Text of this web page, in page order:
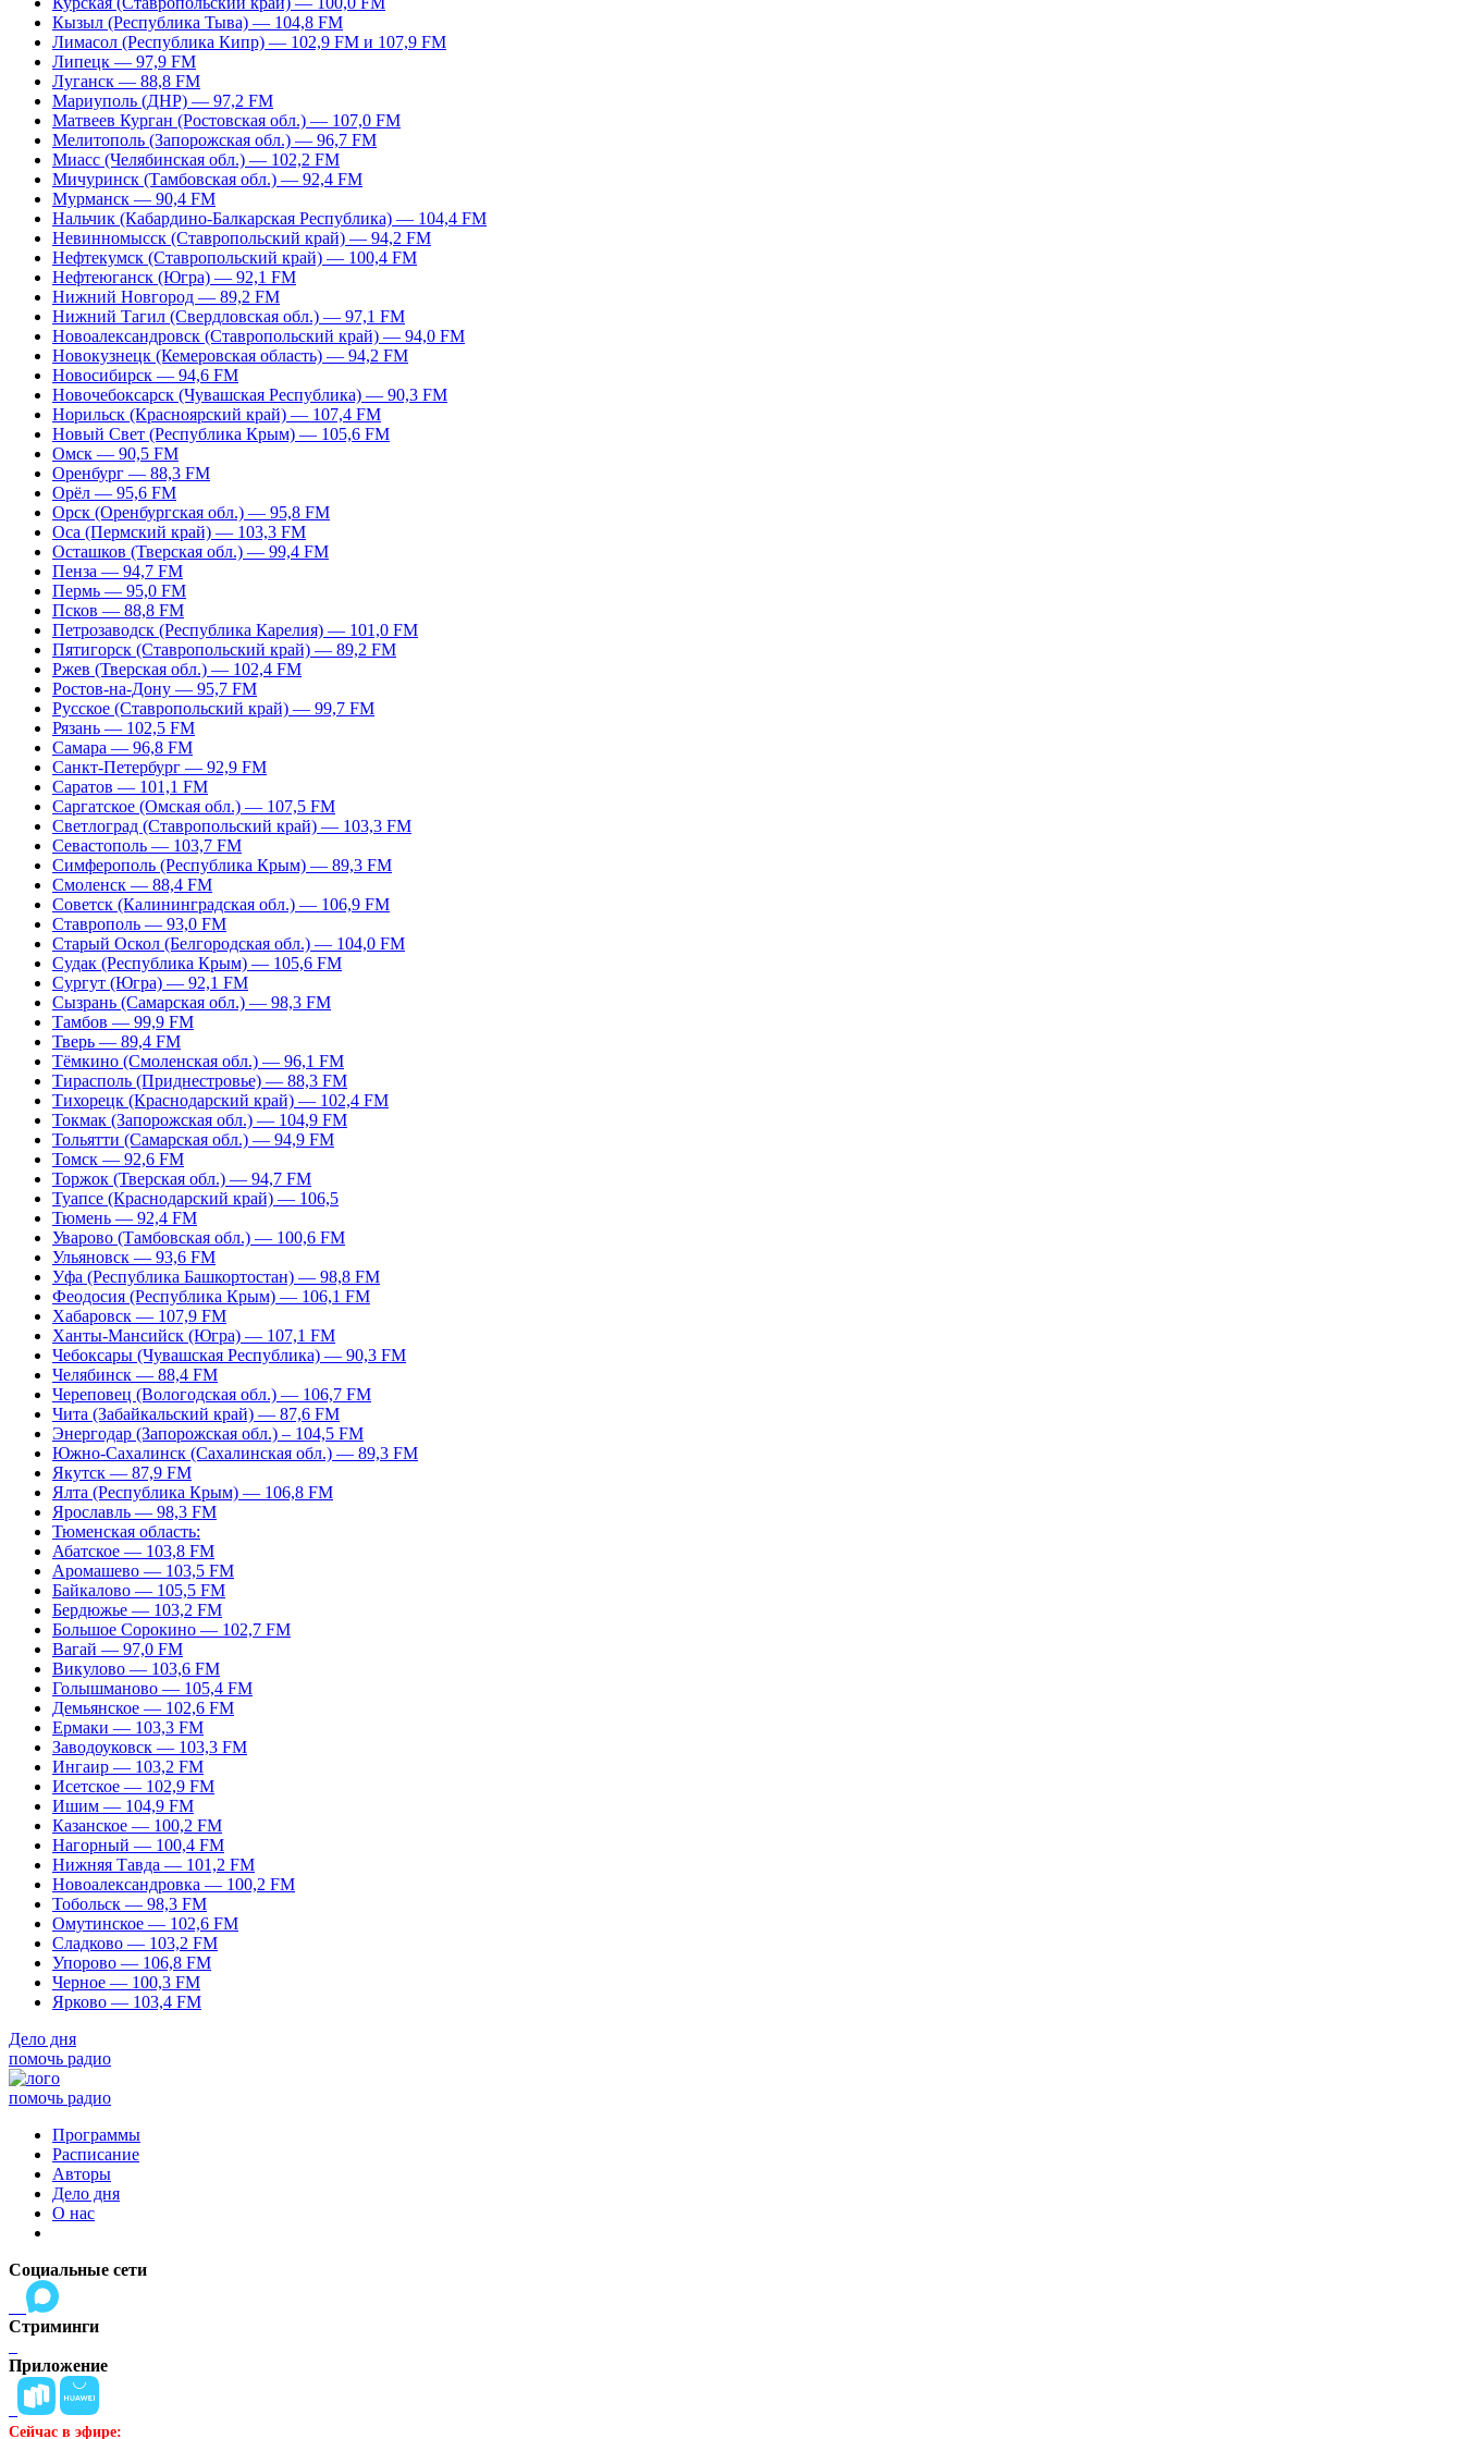
Кызыл (Республика Тыва) — 104,8 FM
Лимасол (Республика Кипр) — 102,9 FM и 107,9 FM
Липецк — 97,9 FM
Луганск — 88,8 FM
Мариуполь (ДНР) — 97,2 FM
Матвеев Курган (Ростовская обл.) — 107,0 FM
Мелитополь (Запорожская обл.) — 96,7 FM
Миасс (Челябинская обл.) — 102,2 FM
Мичуринск (Тамбовская обл.) — 92,4 FM
Мурманск — 90,4 FM
Нальчик (Кабардино-Балкарская Республика) — 104,4 FM
Невинномысск (Ставропольский край) — 94,2 FM
Нефтекумск (Ставропольский край) — 100,4 FM
Нефтеюганск (Югра) — 92,1 FM
Нижний Новгород — 89,2 FM
Нижний Тагил (Свердловская обл.) — 97,1 FM
Новоалександровск (Ставропольский край) — 94,0 FM
Новокузнецк (Кемеровская область) — 94,2 FM
Новосибирск — 94,6 FM
Новочебоксарск (Чувашская Республика) — 90,3 FM
Норильск (Красноярский край) — 107,4 FM
Новый Свет (Республика Крым) — 105,6 FM
Омск — 90,5 FM
Оренбург — 88,3 FM
Орёл — 95,6 FM
Орск (Оренбургская обл.) — 95,8 FM
Оса (Пермский край) — 103,3 FM
Осташков (Тверская обл.) — 99,4 FM
Пенза — 94,7 FM
Пермь — 95,0 FM
Псков — 88,8 FM
Петрозаводск (Республика Карелия) — 101,0 FM
Пятигорск (Ставропольский край) — 89,2 FM
Ржев (Тверская обл.) — 102,4 FM
Ростов-на-Дону — 95,7 FM
Русское (Ставропольский край) — 99,7 FM
Рязань — 102,5 FM
Самара — 96,8 FM
Санкт-Петербург — 92,9 FM
Саратов — 101,1 FM
Саргатское (Омская обл.) — 107,5 FM
Светлоград (Ставропольский край) — 103,3 FM
Севастополь — 103,7 FM
Симферополь (Республика Крым) — 89,3 FM
Смоленск — 88,4 FM
Советск (Калининградская обл.) — 106,9 FM
Ставрополь — 93,0 FM
Старый Оскол (Белгородская обл.) — 104,0 FM
Судак (Республика Крым) — 105,6 FM
Сургут (Югра) — 92,1 FM
Сызрань (Самарская обл.) — 98,3 FM
Тамбов — 99,9 FM
Тверь — 89,4 FM
Тёмкино (Смоленская обл.) — 96,1 FM
Тирасполь (Приднестровье) — 88,3 FM
Тихорецк (Краснодарский край) — 102,4 FM
Токмак (Запорожская обл.) — 104,9 FM
Тольятти (Самарская обл.) — 94,9 FM
Томск — 92,6 FM
Торжок (Тверская обл.) — 94,7 FM
Туапсе (Краснодарский край) — 106,5
Тюмень — 92,4 FM
Уварово (Тамбовская обл.) — 100,6 FM
Ульяновск — 93,6 FM
Уфа (Республика Башкортостан) — 98,8 FM
Феодосия (Республика Крым) — 106,1 FM
Хабаровск — 107,9 FM
Ханты-Мансийск (Югра) — 107,1 FM
Чебоксары (Чувашская Республика) — 90,3 FM
Челябинск — 88,4 FM
Череповец (Вологодская обл.) — 106,7 FM
Чита (Забайкальский край) — 87,6 FM
Энергодар (Запорожская обл.) – 104,5 FM
Южно-Сахалинск (Сахалинская обл.) — 89,3 FM
Якутск — 87,9 FM
Ялта (Республика Крым) — 106,8 FM
Ярославль — 98,3 FM
Тюменская область:
Абатское — 103,8 FM
Аромашево — 103,5 FM
Байкалово — 105,5 FM
Бердюжье — 103,2 FM
Большое Сорокино — 102,7 FM
Вагай — 97,0 FM
Викулово — 103,6 FM
Голышманово — 105,4 FM
Демьянское — 102,6 FM
Ермаки — 103,3 FM
Заводоуковск — 103,3 FM
Ингаир — 103,2 FM
Исетское — 102,9 FM
Ишим — 104,9 FM
Казанское — 100,2 FM
Нагорный — 100,4 FM
Нижняя Тавда — 101,2 FM
Новоалександровка — 100,2 FM
Тобольск — 98,3 FM
Омутинское — 102,6 FM
Сладково — 103,2 FM
Упорово — 106,8 FM
Черное — 100,3 FM
Ярково — 103,4 FM
Дело дня
помочь радио
помочь радио
Программы
Расписание
Авторы
Дело дня
О нас
Социальные сети
Стриминги
Приложение
Сейчас в эфире: